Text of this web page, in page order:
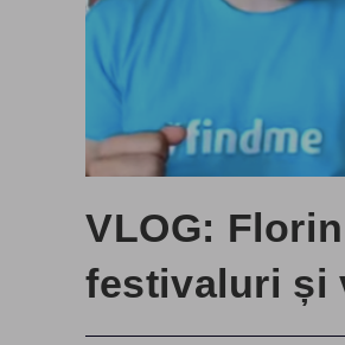
VLOG:
festivaluri și